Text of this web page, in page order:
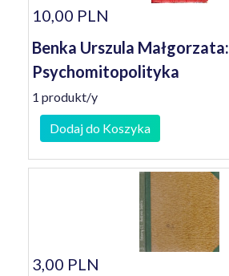
10,00 PLN
Benka Urszula Małgorzata:
Psychomitopolityka
1 produkt/y
Dodaj do Koszyka
3,00 PLN